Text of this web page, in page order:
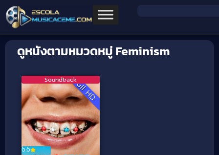
ดูหนังตามหมวดหมู่ Feminism
Full HD
6.6
Soundtrack